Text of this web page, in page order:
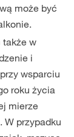
może być
także w
i
wsparciu
roku życia
mierze
W przypadku